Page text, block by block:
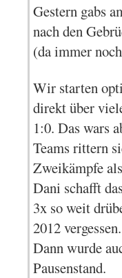
Gestern gabs
nach den
(da immer
Wir starten
direkt über
1:0. Das wars
Teams rittern
Zweikämpfe
Dani schafft
3x so weit
2012 vergessen.
Dann wurde
Pausenstand.